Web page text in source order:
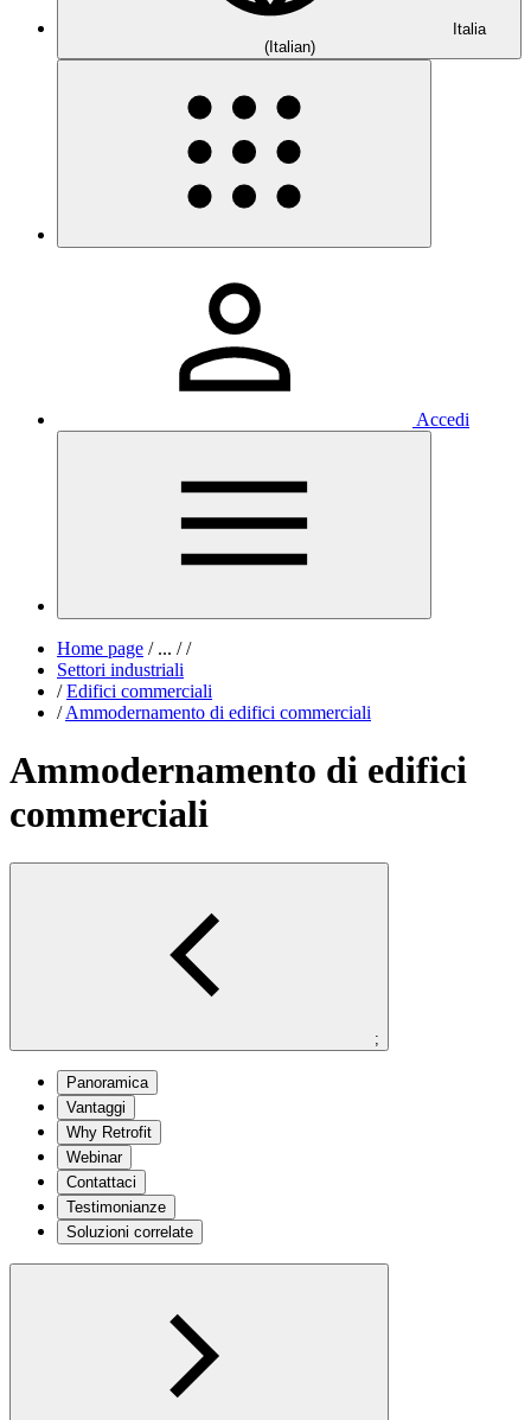
Italia
(Italian)
Accedi
Home page /... / /
Settori industriali
/ Edifici commerciali
/ Ammodernamento di edifici commerciali
Ammodernamento di edifici
commerciali
;
Panoramica
Vantaggi
Why Retrofit
Webinar
Contattaci
Testimonianze
Soluzioni correlate